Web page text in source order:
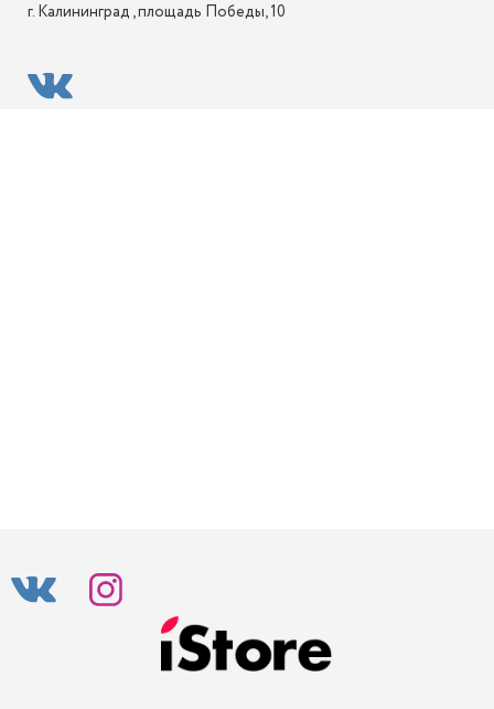
г. Калининград , площадь Победы, 10